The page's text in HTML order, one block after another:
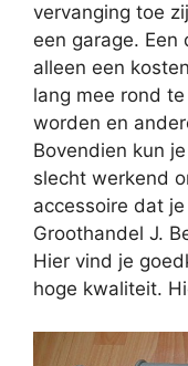
vervanging toe
een garage.
alleen een
lang mee rond
worden en
Bovendien kun
slecht werkend
accessoire dat
Groothandel J.
Hier vind je
hoge kwaliteit.